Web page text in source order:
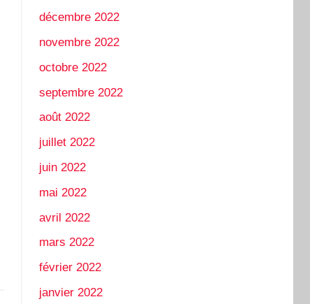
décembre 2022
novembre 2022
octobre 2022
septembre 2022
août 2022
juillet 2022
juin 2022
mai 2022
avril 2022
mars 2022
février 2022
janvier 2022